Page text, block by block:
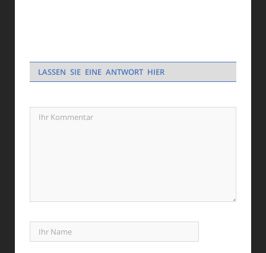
LASSEN SIE EINE ANTWORT HIER